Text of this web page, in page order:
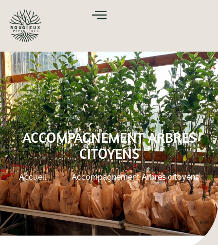
ACCOMPAGNEMENT ARBRES
CITOYENS
Accueil Accompagnement Arbres citoyens